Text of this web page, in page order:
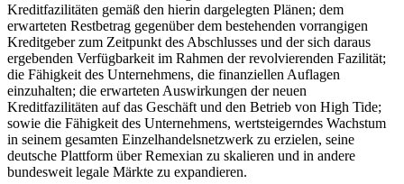
Kreditfazilitäten gemäß den hierin dargelegten Plänen; dem
erwarteten Restbetrag gegenüber dem bestehenden vorrangigen
Kreditgeber zum Zeitpunkt des Abschlusses und der sich daraus
ergebenden Verfügbarkeit im Rahmen der revolvierenden Fazilität;
die Fähigkeit des Unternehmens, die finanziellen Auflagen
einzuhalten; die erwarteten Auswirkungen der neuen
Kreditfazilitäten auf das Geschäft und den Betrieb von High Tide;
sowie die Fähigkeit des Unternehmens, wertsteigerndes Wachstum
in seinem gesamten Einzelhandelsnetzwerk zu erzielen, seine
deutsche Plattform über Remexian zu skalieren und in andere
bundesweit legale Märkte zu expandieren.